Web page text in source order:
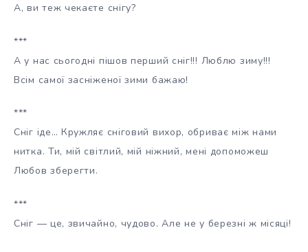
А, ви теж чекаєте снігу?
***
А у нас сьогодні пішов перший сніг!!! Люблю зиму!!!
Всім самої засніженої зими бажаю!
***
Сніг іде… Кружляє сніговий вихор, обриває між нами
нитка. Ти, мій світлий, мій ніжний, мені допоможеш
Любов зберегти.
***
Сніг — це, звичайно, чудово. Але не у березні ж місяці!